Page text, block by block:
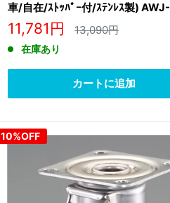
車/自在/ｽﾄｯﾊﾟｰ付/ｽﾃﾝﾚｽ製) AWJ-
100RNB-S
販
売
価
格
11,781円 通
13,090円
在庫あり
カートに追加
10%OFF